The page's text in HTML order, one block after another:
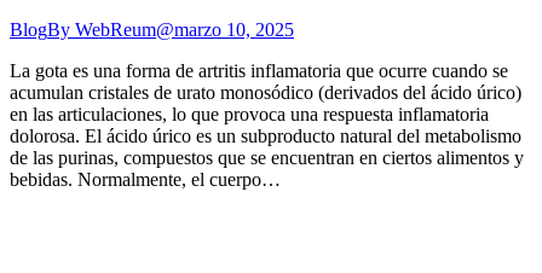
BlogBy WebReum@marzo 10, 2025
La gota es una forma de artritis inflamatoria que ocurre cuando se
acumulan cristales de urato monosódico (derivados del ácido úrico)
en las articulaciones, lo que provoca una respuesta inflamatoria
dolorosa. El ácido úrico es un subproducto natural del metabolismo
de las purinas, compuestos que se encuentran en ciertos alimentos y
bebidas. Normalmente, el cuerpo…